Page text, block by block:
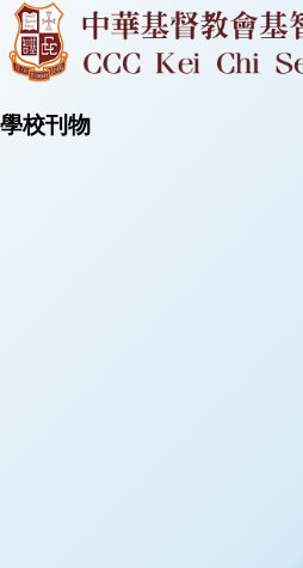
學校刊物